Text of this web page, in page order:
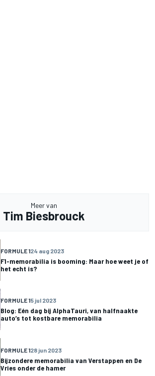
Meer van
Tim Biesbrouck
FORMULE 124 aug 2023
F1-memorabilia is booming: Maar hoe weet je of
het echt is?
FORMULE 15 jul 2023
Blog: Eén dag bij AlphaTauri, van halfnaakte
auto’s tot kostbare memorabilia
FORMULE 128 jun 2023
Bijzondere memorabilia van Verstappen en De
Vries onder de hamer